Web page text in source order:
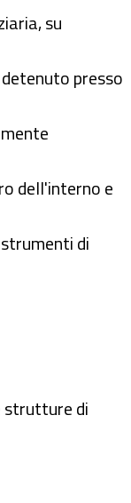
su
presso
dell'interno e
di
strutture di